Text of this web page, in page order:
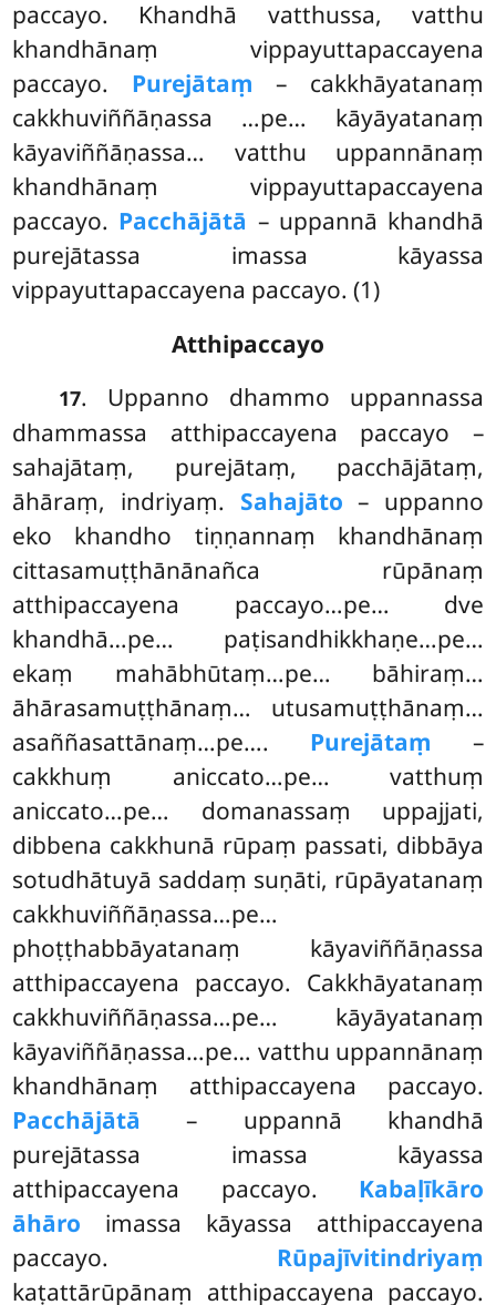
paccayo. Khandhā vatthussa, vatthu
khandhānaṃ vippayuttapaccayena
paccayo. Purejātaṃ – cakkhāyatanaṃ
cakkhuviññāṇassa …pe… kāyāyatanaṃ
kāyaviññāṇassa… vatthu uppannānaṃ
khandhānaṃ vippayuttapaccayena
paccayo. Pacchājātā – uppannā khandhā
purejātassa imassa kāyassa
vippayuttapaccayena paccayo. (1)
Atthipaccayo
17. Uppanno dhammo uppannassa
dhammassa atthipaccayena paccayo –
sahajātaṃ, purejātaṃ, pacchājātaṃ,
āhāraṃ, indriyaṃ. Sahajāto – uppanno
eko khandho tiṇṇannaṃ khandhānaṃ
cittasamuṭṭhānānañca rūpānaṃ
atthipaccayena paccayo…pe… dve
khandhā…pe… paṭisandhikkhaṇe…pe…
ekaṃ mahābhūtaṃ…pe… bāhiraṃ…
āhārasamuṭṭhānaṃ… utusamuṭṭhānaṃ…
asaññasattānaṃ…pe…. Purejātaṃ –
cakkhuṃ aniccato…pe… vatthuṃ
aniccato…pe… domanassaṃ uppajjati,
dibbena cakkhunā rūpaṃ passati, dibbāya
sotudhātuyā saddaṃ suṇāti, rūpāyatanaṃ
cakkhuviññāṇassa…pe…
phoṭṭhabbāyatanaṃ kāyaviññāṇassa
atthipaccayena paccayo. Cakkhāyatanaṃ
cakkhuviññāṇassa…pe… kāyāyatanaṃ
kāyaviññāṇassa…pe… vatthu uppannānaṃ
khandhānaṃ atthipaccayena paccayo.
Pacchājātā – uppannā khandhā
purejātassa imassa kāyassa
atthipaccayena paccayo. Kabaḷīkāro
āhāro imassa kāyassa atthipaccayena
paccayo. Rūpajīvitindriyaṃ
kaṭattārūpānaṃ atthipaccayena paccayo.